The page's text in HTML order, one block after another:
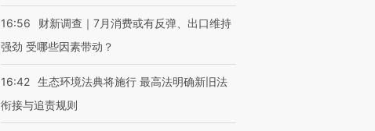
16:56
财新调查｜7月消费或有反弹、出口维持
强劲 受哪些因素带动？
16:42 生态环境法典将施行 最高法明确新旧法
衔接与追责规则